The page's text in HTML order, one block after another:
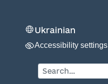
Ukrainian
Accessibility settings